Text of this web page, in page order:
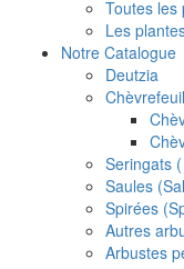
Toutes les
Les
Notre Catalogue
Deutzia
Seringats
Saules
Spirées
Autres
Arbustes